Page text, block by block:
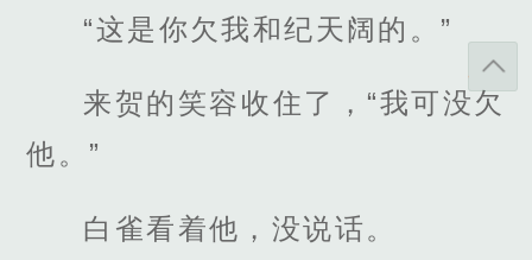
“这是你欠我和纪天阔的。”
来贺的笑容收住了，“我可没欠
他。”
白雀看着他，没说话。